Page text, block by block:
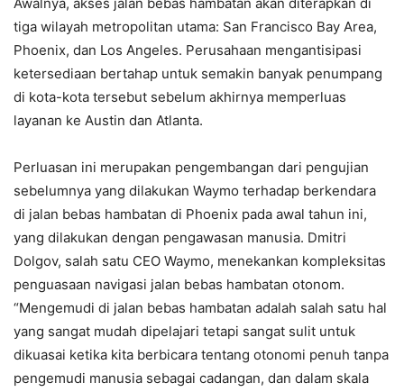
tiga wilayah metropolitan utama: San Francisco Bay Area,
Phoenix, dan Los Angeles. Perusahaan mengantisipasi
ketersediaan bertahap untuk semakin banyak penumpang
di kota-kota tersebut sebelum akhirnya memperluas
layanan ke Austin dan Atlanta.
Perluasan ini merupakan pengembangan dari pengujian
sebelumnya yang dilakukan Waymo terhadap berkendara
di jalan bebas hambatan di Phoenix pada awal tahun ini,
yang dilakukan dengan pengawasan manusia. Dmitri
Dolgov, salah satu CEO Waymo, menekankan kompleksitas
penguasaan navigasi jalan bebas hambatan otonom.
“Mengemudi di jalan bebas hambatan adalah salah satu hal
yang sangat mudah dipelajari tetapi sangat sulit untuk
dikuasai ketika kita berbicara tentang otonomi penuh tanpa
pengemudi manusia sebagai cadangan, dan dalam skala